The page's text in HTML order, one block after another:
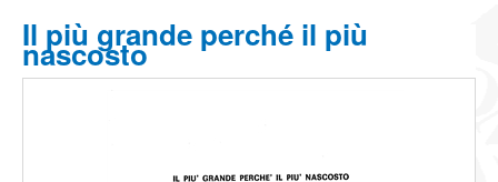
ICONE
IMMAGINI
OGGETTISTICA
Il più grande perché il più
nascosto